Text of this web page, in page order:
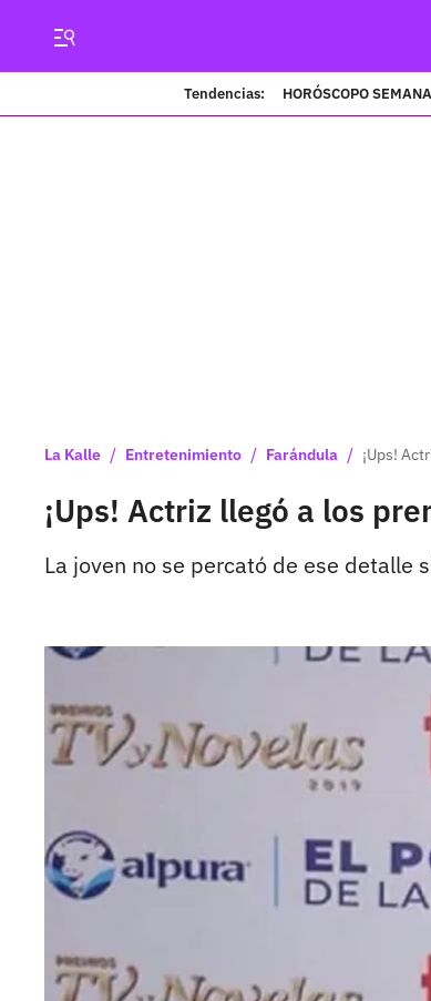
Tendencias: HORÓSCOPO
La Kalle / Entretenimiento / Farándula / ¡Ups!
¡Ups! Actriz llegó a los
La joven no se percató de ese detalle